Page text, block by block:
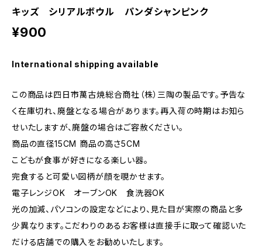
キッズ シリアルボウル パンダシャンピンク
¥900
International shipping available
この商品は四日市萬古焼総合商社（株）三陶の製品です。予告な
く在庫切れ、廃盤となる場合があります。再入荷の時期はお知ら
せいたしますが、廃盤の場合はご容赦ください。
商品の直径15CM 商品の高さ5CM
こどもが食事が好きになる楽しい器。
完食すると可愛い図柄が顔を覗かせます。
電子レンジOK オーブンOK 食洗器OK
光の加減、パソコンの設定などにより、見た目が実際の商品と多
少異なります。こだわりのあるお客様は直接手に取って確認いた
だける店舗での購入をお勧めいたします。